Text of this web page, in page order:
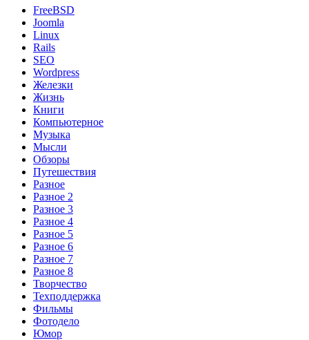
FreeBSD
Joomla
Linux
Rails
SEO
Wordpress
Железки
Жизнь
Книги
Компьютерное
Музыка
Мысли
Обзоры
Путешествия
Разное
Разное 2
Разное 3
Разное 4
Разное 5
Разное 6
Разное 7
Разное 8
Творчество
Техподдержка
Фильмы
Фотодело
Юмор